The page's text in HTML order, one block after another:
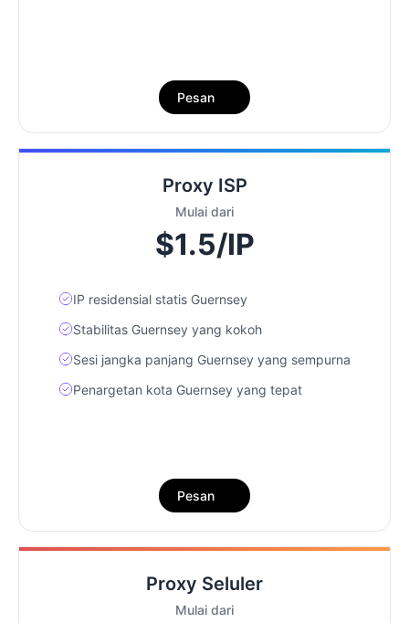
Pesan
Proxy ISP
Mulai dari
$1.5/IP
IP residensial statis Guernsey
Stabilitas Guernsey yang kokoh
Sesi jangka panjang Guernsey yang sempurna
Penargetan kota Guernsey yang tepat
Pesan
Proxy Seluler
Mulai dari